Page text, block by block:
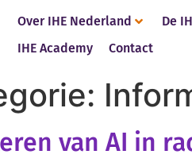
Over IHE Nederland De
IHE Academy
Contact
van AI in